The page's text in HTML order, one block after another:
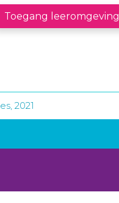
Toegang leeromgeving
2021